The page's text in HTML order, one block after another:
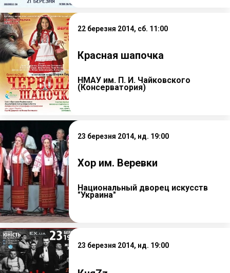
22 березня 2014, сб. 11:00
Красная шапочка
НМАУ им. П. И. Чайковского
(Консерватория)
23 березня 2014, нд. 19:00
Хор им. Веревки
Национальный дворец искусств
"Украина"
23 березня 2014, нд. 19:00